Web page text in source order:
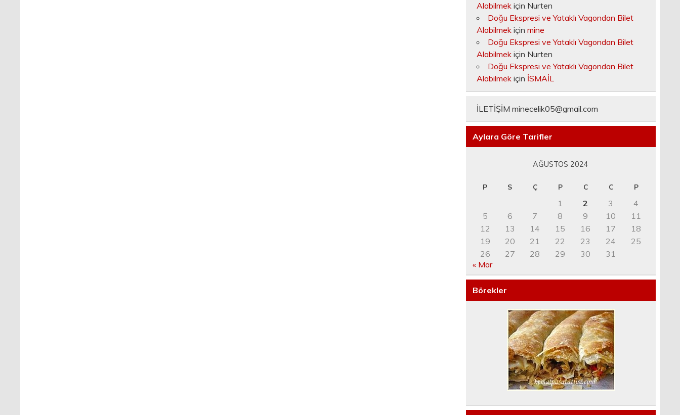
Alabilmek için Nurten
Doğu Ekspresi ve Yataklı Vagondan Bilet
Alabilmek içinmine
Doğu Ekspresi ve Yataklı Vagondan Bilet
Alabilmek için Nurten
Doğu Ekspresi ve Yataklı Vagondan Bilet
Alabilmek için İSMAİL
İLETİŞİMminecelik05@gmail.com
Aylara Göre Tarifler
AĞUSTOS 2024
P S Ç P C C P
1 2 3
4
5
6 7 8 9 10
11
12
13 14 15 16 17
18
19
20 21 22 23 24
25
26
27 28 29 30
31
« Mar
Börekler